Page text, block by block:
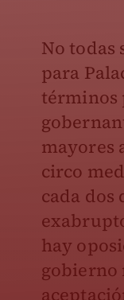
No todas
para
términos
mayores
circo
cada dos
hay
gobierno